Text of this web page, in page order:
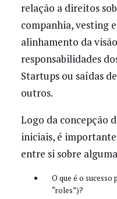
relação a direitos
companhia, vesting
alinhamento da
responsabilidades
Startups ou saídas
outros.
Logo da concepção
iniciais, é
entre si sobre
O que é o sucesso
“roles”)?